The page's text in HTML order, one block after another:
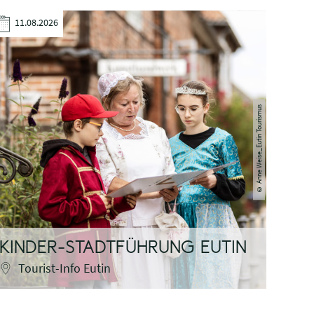
11.08.2026
KINDER-STADTFÜHRUNG EUTIN
Tourist-Info Eutin
©
Anne Weise_Eutin Tourismus